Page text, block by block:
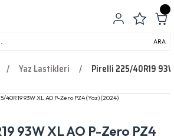
ARA
Yaz Lastikleri Pirelli 225/40R19
93W XL AO P-Zero PZ4